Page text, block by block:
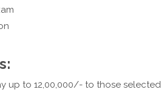
up to 12,00,000/- to those